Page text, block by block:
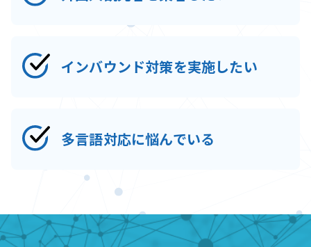
インバウンド対策を実施したい
多言語対応に悩んでいる